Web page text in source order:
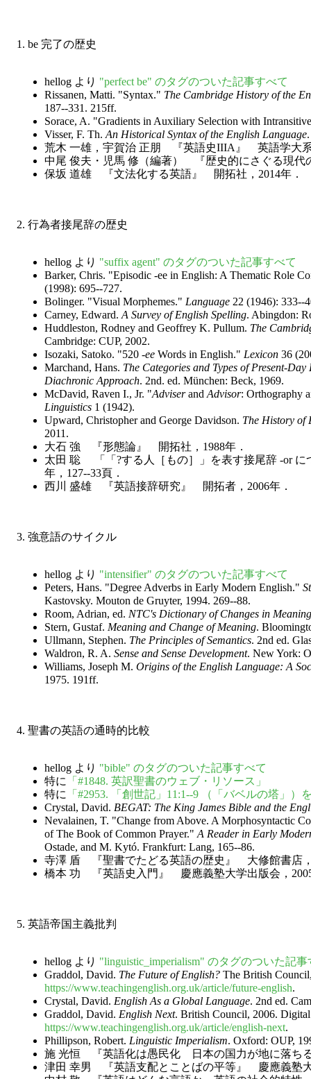
1. be 完了の歴史
hellog より "perfect be" のタグのついた記事すべて
Rissanen, Matti. "Syntax." The Cambridge History of the
187--331. 215ff.
Sorace, A. "Gradients in Auxiliary Selection with
Visser, F. Th. An Historical Syntax of the English Language
荒木 一雄，宇賀治 正朋 『英語史IIIA』 英語学大系
中尾 俊夫・児馬 修（編著） 『歴史的にさぐる現
保坂 道雄 『文法化する英語』 開拓社，2014年．
2. 行為者接尾辞の歴史
hellog より "suffix agent" のタグのついた記事すべて
Barker, Chris. "Episodic -ee in English: A Thematic Role
(1998): 695--727.
Bolinger. "Visual Morphemes." Language 22 (1946): 333--
Carney, Edward. A Survey of English Spelling. Abingdon:
Huddleston, Rodney and Geoffrey K. Pullum. The
Cambridge: CUP, 2002.
Isozaki, Satoko. "520 -ee Words in English." Lexicon 36
Marchand, Hans. The Categories and Types of Present-
Diachronic Approach. 2nd. ed. München: Beck, 1969.
McDavid, Raven I., Jr. "Adviserand Advisor: Orthography
Linguistics 1 (1942).
Upward, Christopher and George Davidson. The History of
2011.
大石 強 『形態論』 開拓社，1988年．
太田 聡 「「?する人［もの］」を表す接尾辞 -or
年，127--33頁．
西川 盛雄 『英語接辞研究』 開拓者，2006年．
3. 強意語のサイクル
hellog より "intensifier" のタグのついた記事すべて
Peters, Hans. "Degree Adverbs in Early Modern English."
Kastovsky. Mouton de Gruyter, 1994. 269--88.
Room, Adrian, ed. NTC's Dictionary of Changes in
Stern, Gustaf. Meaning and Change of Meaning.
Ullmann, Stephen. The Principles of Semantics. 2nd ed.
Waldron, R. A. Sense and Sense Development. New York:
Williams, Joseph M. Origins of the English Language: A
1975. 191ff.
4. 聖書の英語の通時的比較
hellog より "bible" のタグのついた記事すべて
特に
「#1848. 英訳聖書のウェブ・リソース」
特に
「#2953. 「創世記」11:1--9 （「バベルの塔」
Crystal, David. BEGAT: The King James Bible and the
Nevalainen, T. "Change from Above. A Morphosyntactic
of The Book of Common Prayer." A Reader in Early
Ostade, and M. Kytó. Frankfurt: Lang, 165--86.
寺澤 盾 『聖書でたどる英語の歴史』 大修館書店
橋本 功 『英語史入門』 慶應義塾大学出版会，
5. 英語帝国主義批判
hellog より "linguistic_imperialism" のタグのついた記
Graddol, David. The Future of English? The British
https://www.teachingenglish.org.uk/article/future-english.
Crystal, David. English As a Global Language. 2nd ed.
Graddol, David. English Next. British Council, 2006.
https://www.teachingenglish.org.uk/article/english-next.
Phillipson, Robert. Linguistic Imperialism. Oxford: OUP,
施 光恒 『英語化は愚民化 日本の国力が地に落ち
津田 幸男 『英語支配とことばの平等』 慶應義塾